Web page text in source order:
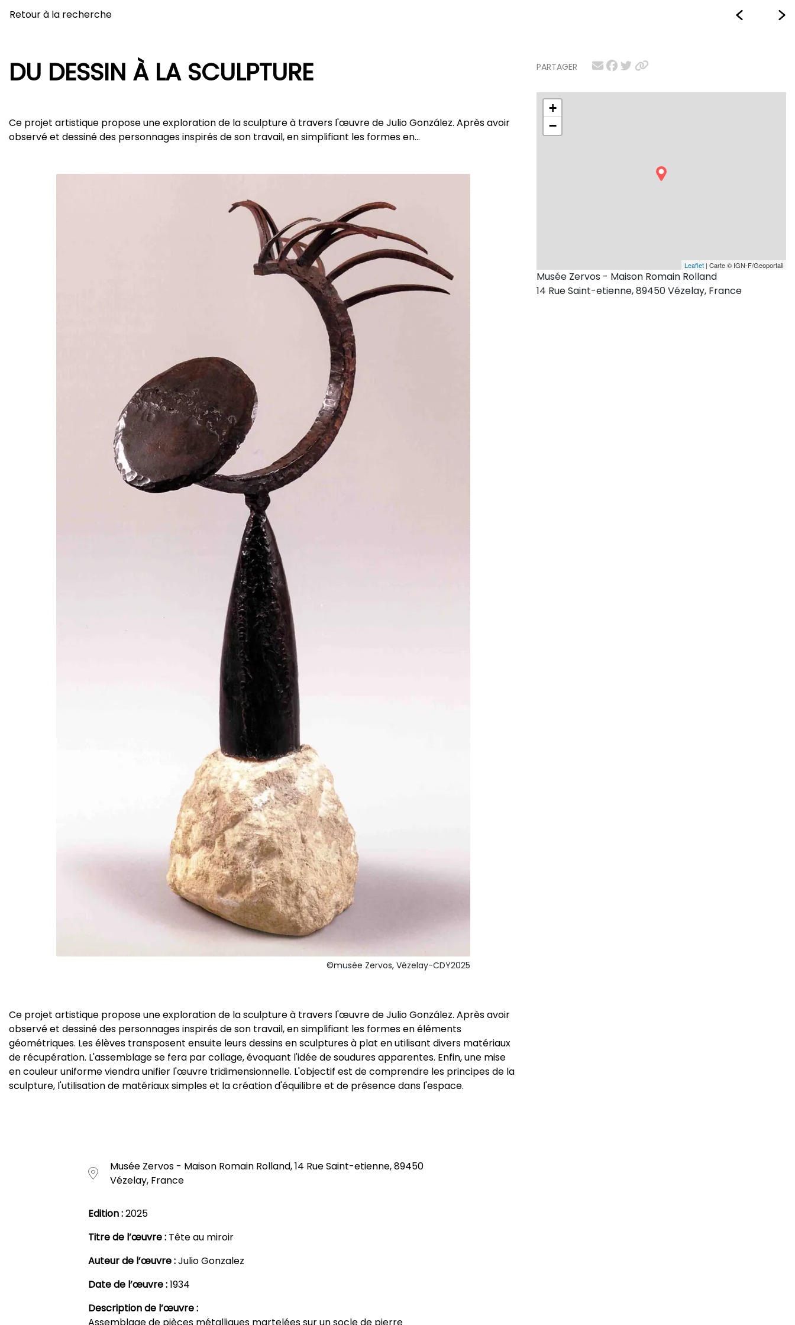
Retour à la recherche
PARTAGER
+
−
Leaflet | Carte © IGN-F/Geoportail
Musée Zervos - Maison Romain Rolland
14 Rue Saint-etienne, 89450 Vézelay, France
DU DESSIN À LA SCULPTURE
Ce projet artistique propose une exploration de la sculpture à travers l'œuvre de Julio González. Après avoir
observé et dessiné des personnages inspirés de son travail, en simplifiant les formes en…
©musée Zervos, Vézelay-CDY2025
Ce projet artistique propose une exploration de la sculpture à travers l'œuvre de Julio González. Après avoir
observé et dessiné des personnages inspirés de son travail, en simplifiant les formes en éléments
géométriques. Les élèves transposent ensuite leurs dessins en sculptures à plat en utilisant divers matériaux
de récupération. L'assemblage se fera par collage, évoquant l'idée de soudures apparentes. Enfin, une mise
en couleur uniforme viendra unifier l'œuvre tridimensionnelle. L'objectif est de comprendre les principes de la
sculpture, l'utilisation de matériaux simples et la création d'équilibre et de présence dans l'espace.
Musée Zervos - Maison Romain Rolland, 14 Rue Saint-etienne, 89450
Vézelay, France
Edition :2025
Titre de l’œuvre : Tête au miroir
Auteur de l’œuvre :Julio Gonzalez
Date de l’œuvre :1934
Description de l’œuvre :
Assemblage de pièces métalliques martelées sur un socle de pierre